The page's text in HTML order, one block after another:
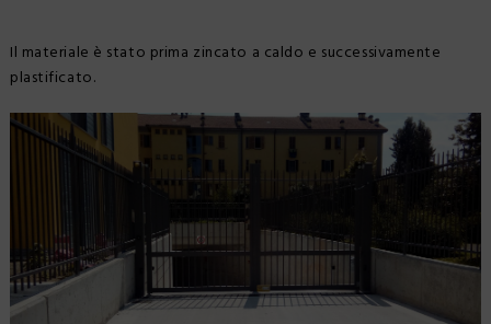
Il materiale è stato prima zincato a caldo e successivamente
plastificato.